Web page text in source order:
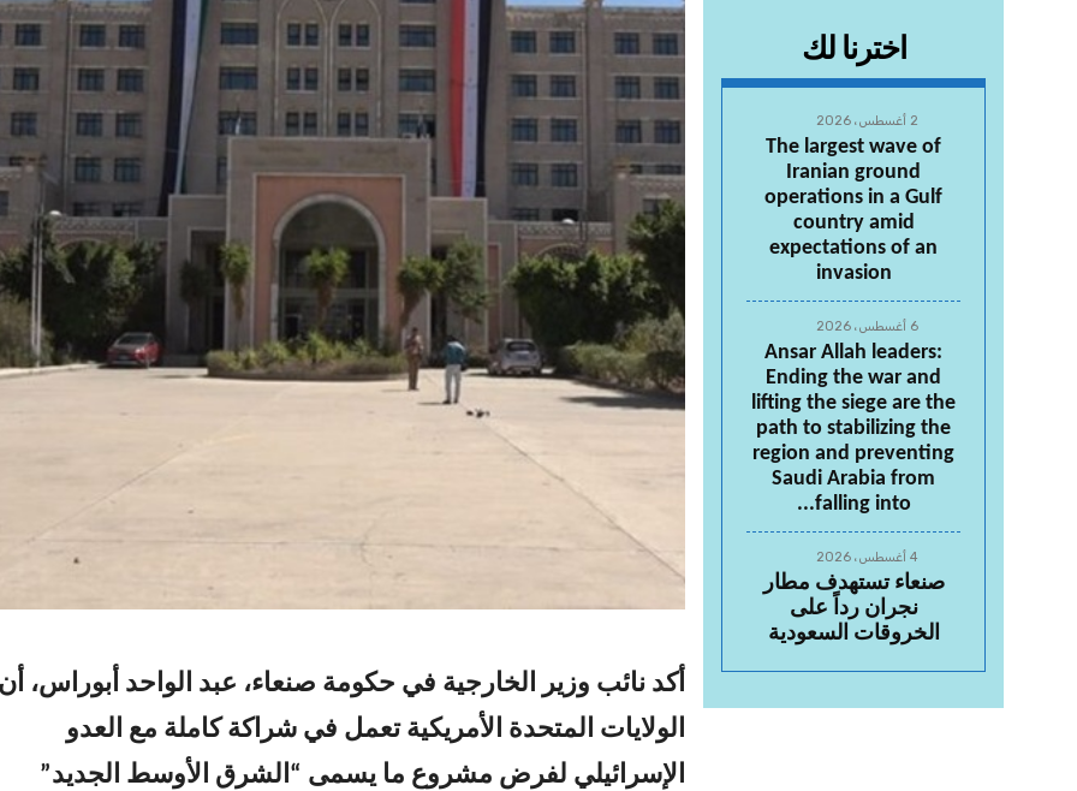
اخترنا لك
2 أغسطس، 2026
The largest wave of
Iranian ground
operations in a Gulf
country amid
expectations of an
invasion
6 أغسطس، 2026
Ansar Allah leaders:
Ending the war and
lifting the siege are the
path to stabilizing the
region and preventing
Saudi Arabia from
falling into...
4 أغسطس، 2026
صنعاء تستهدف مطار
نجران رداً على
الخروقات السعودية
أكد نائب وزير الخارجية في حكومة صنعاء، عبد الواحد أبوراس،
الولايات المتحدة الأمريكية تعمل في شراكة كاملة مع العدو
الإسرائيلي لفرض مشروع ما يسمى “الشرق الأوسط الجديد”